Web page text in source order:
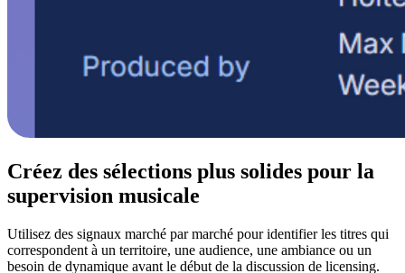
Créez des sélections plus solides pour la
supervision musicale
Utilisez des signaux marché par marché pour identifier les titres qui
correspondent à un territoire, une audience, une ambiance ou un
besoin de dynamique avant le début de la discussion de licensing.